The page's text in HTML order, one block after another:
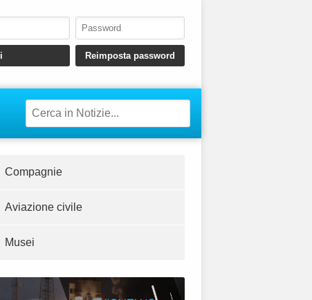
Compagnie
Aviazione civile
Musei